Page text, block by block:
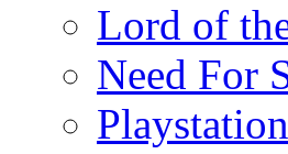
Lord of
Need For